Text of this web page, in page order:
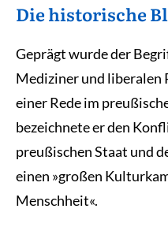
Die historische
Geprägt wurde der
Mediziner und liberalen
einer Rede im
bezeichnete er den
preußischen Staat und
einen »großen
Menschheit«.